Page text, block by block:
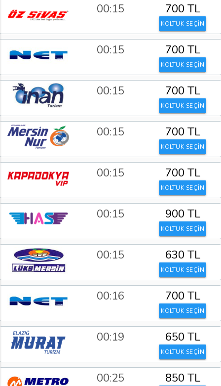
00:15 700 TL
KOLTUK SEÇİN
00:15 700 TL
KOLTUK SEÇİN
00:15 700 TL
KOLTUK SEÇİN
00:15 700 TL
KOLTUK SEÇİN
00:15 700 TL
KOLTUK SEÇİN
00:15 900 TL
KOLTUK SEÇİN
00:15 630 TL
KOLTUK SEÇİN
00:16 700 TL
KOLTUK SEÇİN
00:19 650 TL
KOLTUK SEÇİN
00:25 850 TL